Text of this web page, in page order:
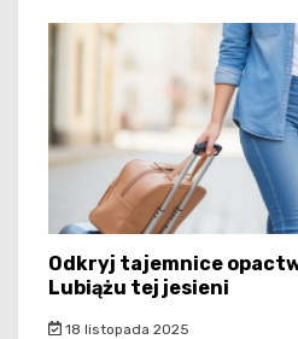
Odkryj tajemnice
Lubiążu tej jesieni
18 listopada 2025